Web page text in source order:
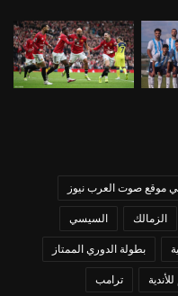
موقع صوت العرب نيوز
الزمالك السيسي
بطولة الدوري الممتاز
ترامب